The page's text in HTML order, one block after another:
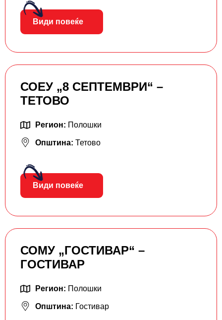
Види повеќе
СОЕУ „8 СЕПТЕМВРИ“ –
ТЕТОВО
Регион: Полошки
Општина: Тетово
Види повеќе
СОМУ „ГОСТИВАР“ –
ГОСТИВАР
Регион: Полошки
Општина: Гостивар